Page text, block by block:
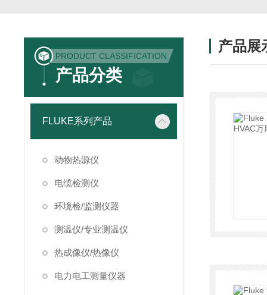
PRODUCT CLASSIFICATION
产品分类
FLUKE系列产品
动物热源仪
电缆检测仪
环境检/监测仪器
测温仪/专业测温仪
热成像仪/热像仪
电力电工测量仪器
产品展